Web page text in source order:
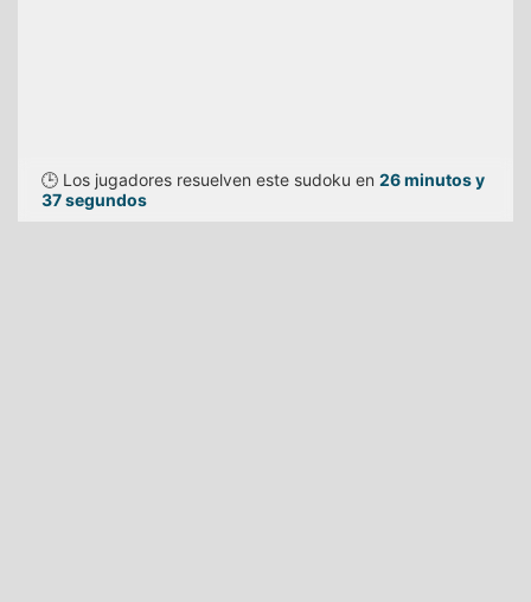
🕒 Los jugadores resuelven este sudoku en 26 minutos y
37 segundos